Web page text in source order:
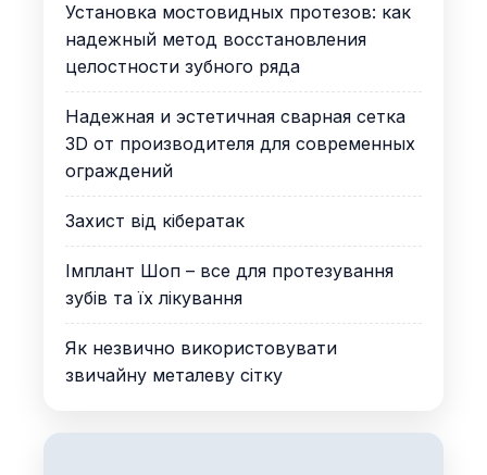
Установка мостовидных протезов: как
надежный метод восстановления
целостности зубного ряда
Надежная и эстетичная сварная сетка
3D от производителя для современных
ограждений
Захист від кібератак
Імплант Шоп – все для протезування
зубів та їх лікування
Як незвично використовувати
звичайну металеву сітку